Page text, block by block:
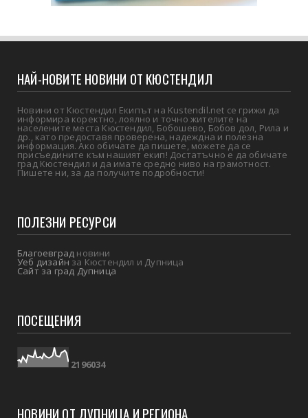
НАЙ-НОВИТЕ НОВИНИ ОТ КЮСТЕНДИЛ
Новини от Кюстендил Екипът на Kustendil.net се грижи да
информира коректно, лоялно и точно жителите на
населените места Кюстендил, Бобошево, Бобов дол, Рила и
др., като предоставя проверена, надеждна и полезна
информация. Ако обичате да пишете, можете да се
присъедините към нашият екип! Достатъчно е да обичате
град Кюстендил и да имате средно ниво на грамотност.
Пишете ни, за да получите подробности!
ПОЛЕЗНИ РЕСУРСИ
Благоевград новини
Уеб дизайнза Кюстендил и Дупница
Сайт за град Дупница
ПОСЕЩЕНИЯ
21 96034
НОВИНИ ОТ ДУПНИЦА И РЕГИОНА